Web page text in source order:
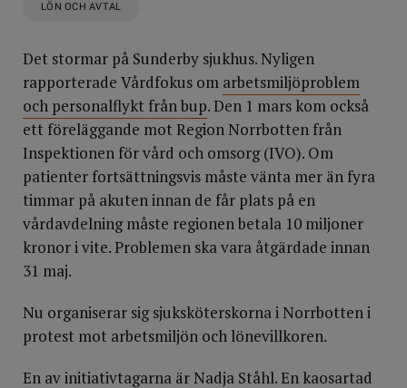
LÖN OCH AVTAL
Det stormar på Sunderby sjukhus. Nyligen
rapporterade Vårdfokus om arbetsmiljöproblem
och personalflykt från bup. Den 1 mars kom också
ett föreläggande mot Region Norrbotten från
Inspektionen för vård och omsorg (IVO). Om
patienter fortsättningsvis måste vänta mer än fyra
timmar på akuten innan de får plats på en
vårdavdelning måste regionen betala 10 miljoner
kronor i vite. Problemen ska vara åtgärdade innan
31 maj.
Nu organiserar sig sjuksköterskorna i Norrbotten i
protest mot arbetsmiljön och lönevillkoren.
En av initiativtagarna är Nadja Ståhl. En kaosartad